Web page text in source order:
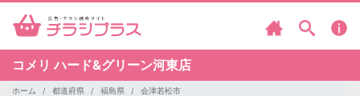
コメリハード&グリーン河東店
ホーム 都道府県 福島県
会津若松市